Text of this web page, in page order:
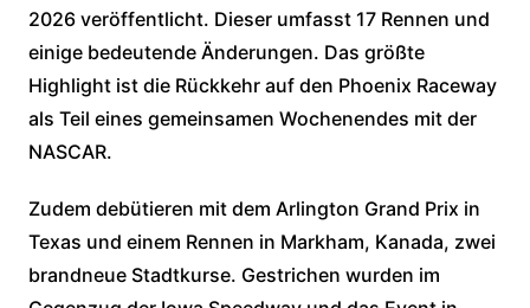
2026 veröffentlicht. Dieser umfasst 17 Rennen und
einige bedeutende Änderungen. Das größte
Highlight ist die Rückkehr auf den Phoenix Raceway
als Teil eines gemeinsamen Wochenendes mit der
NASCAR.
Zudem debütieren mit dem Arlington Grand Prix in
Texas und einem Rennen in Markham, Kanada, zwei
brandneue Stadtkurse. Gestrichen wurden im